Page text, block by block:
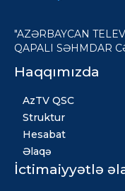
"AZƏRBAYCAN
QAPALI SƏHMDAR
Haqqımızda
AzTV QSC
Struktur
Hesabat
Əlaqə
İctimaiyyətlə